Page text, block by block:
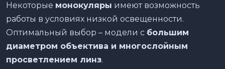
Некоторые монокуляры имеют возможность
работы в условиях низкой освещенности.
Оптимальный выбор – модели с большим
диаметром объектива и многослойным
просветлением линз.